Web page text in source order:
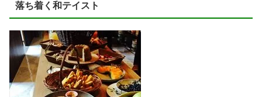
落ち着く和テイスト